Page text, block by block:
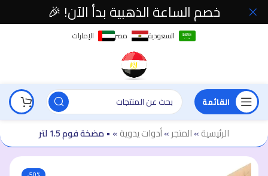
السعودية مصر الإمارات
القائمة
الرئيسية»المتجر»أدوات يدوية» • مضخة فوم 1.5 لتر
خصم الساعة الذهبية بدأ الآن! 🎉